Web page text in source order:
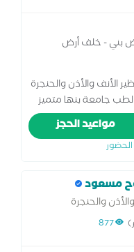
بني - خلف أرض
الأنف والأذن والحنجرة
جامعة بنها متميز
وعمليات استئصال
وجهاز الكوبليشن وعمليات
الميكرسكوبية وعمليات
مواعيد الحجز
مسعود
والحنجرة
877